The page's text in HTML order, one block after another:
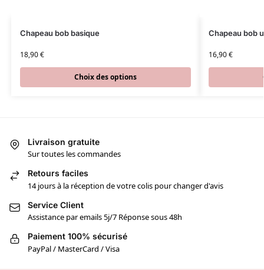
Chapeau bob basique
18,90€
Choix des options
Chapeau bob
16,90€
Livraison gratuite
Sur toutes les commandes
Retours faciles
14 jours à la réception de votre colis pour changer d'avis
Service Client
Assistance par emails 5j/7 Réponse sous 48h
Paiement 100% sécurisé
PayPal / MasterCard / Visa